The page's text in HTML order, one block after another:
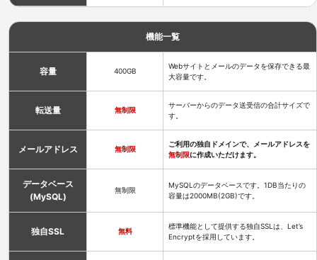
機能一覧
容量 400GB
Webサイトとメールのデータを保存できる最
大容量です。
転送量 無制限
サーバーからのデータ送受信の合計サイズで
す。
メールアドレス 無制限
ご利用の独自ドメインで、メールアドレスを
無制限に作成いただけます。
データベース
(MySQL)
無制限
MySQLのデータベースです。1DB当たりの
容量は2000MB(2GB)です。
独自SSL 無料
標準機能として提供する独自SSLは、Let’s
Encryptを採用しています。